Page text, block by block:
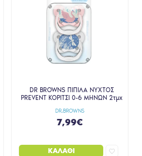
DR.BROWNS
DR BROWNS ΠΙΠΙΛΑ ΝΥΧΤΟΣ
PREVENT ΚΟΡΙΤΣΙ 0-6 ΜΗΝΩΝ 2τμχ
7,99€
ΚΑΛΆΘΙ